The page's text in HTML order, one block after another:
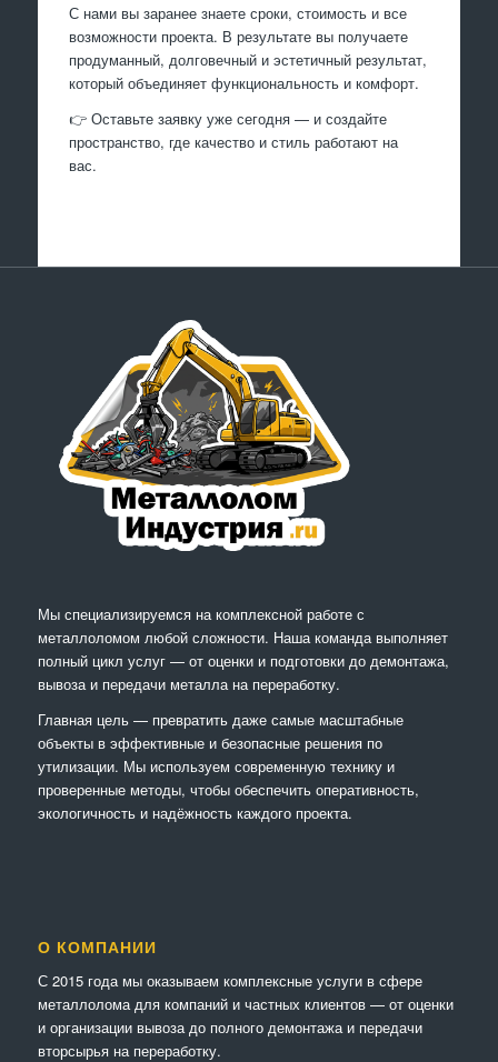
С нами вы заранее знаете сроки, стоимость и все
возможности проекта. В результате вы получаете
продуманный, долговечный и эстетичный результат,
который объединяет функциональность и комфорт.
👉 Оставьте заявку уже сегодня — и создайте
пространство, где качество и стиль работают на
вас.
Мы специализируемся на комплексной работе с
металлоломом любой сложности. Наша команда выполняет
полный цикл услуг — от оценки и подготовки до демонтажа,
вывоза и передачи металла на переработку.
Главная цель — превратить даже самые масштабные
объекты в эффективные и безопасные решения по
утилизации. Мы используем современную технику и
проверенные методы, чтобы обеспечить оперативность,
экологичность и надёжность каждого проекта.
О КОМПАНИИ
С 2015 года мы оказываем комплексные услуги в сфере
металлолома для компаний и частных клиентов — от оценки
и организации вывоза до полного демонтажа и передачи
вторсырья на переработку.